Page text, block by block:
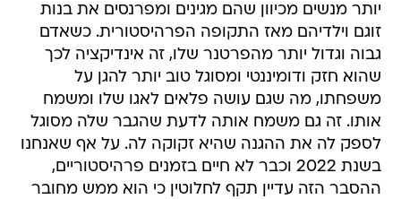
יותר מנשים מכיוון שהם מגינים ומפרנסים את בנות
זוגם וילדיהם מאז התקופה הפרהיסטורית. כשאדם
גבוה וגדול יותר מהפרטנר שלו, זה אינדיקציה לכך
שהוא חזק ודומיננטי ומסוגל טוב יותר להגן על
משפחתו, מה שגם עושה פלאים לאגו שלו ומשמח
אותו. זה גם משמח אותה לדעת שהגבר שלה מסוגל
לספק לה את ההגנה שהיא זקוקה לה. על אף שאנחנו
בשנת 2022 וכבר לא חיים בזמנים פרהיסטוריים,
ההסבר הזה עדיין תקף לחלוטין כי הוא ממש מחובר